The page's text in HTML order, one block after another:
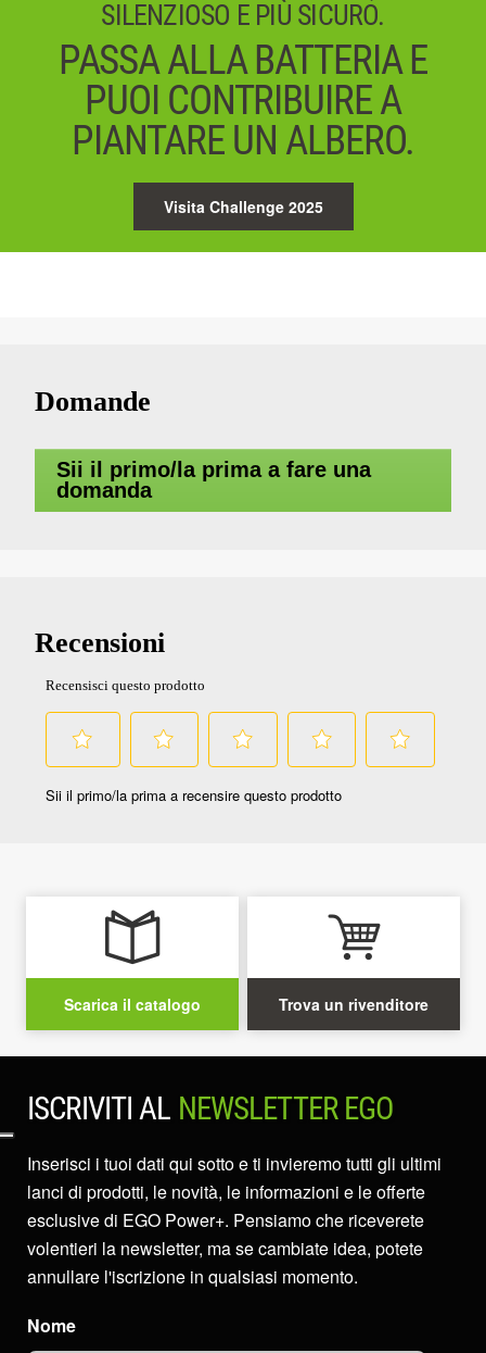
SILENZIOSO E PIÙ SICURO.
PASSA ALLA BATTERIA E
PUOI CONTRIBUIRE A
PIANTARE UN ALBERO.
Visita Challenge 2025
Domande
Sii il primo/la prima a fare una
domanda
Scarica il catalogo Trova un rivenditore
ISCRIVITI AL NEWSLETTER EGO
Inserisci i tuoi dati qui sotto e ti invieremo tutti gli ultimi
lanci di prodotti, le novità, le informazioni e le offerte
esclusive di EGO Power+. Pensiamo che riceverete
volentieri la newsletter, ma se cambiate idea, potete
annullare l'iscrizione in qualsiasi momento.
Nome